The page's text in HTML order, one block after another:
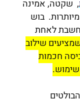
, שקטה, אמינה
בוש
מכונות כביסה מאז 1958 ונחשבת לאחת
שילוב
חכמות
שימוש.